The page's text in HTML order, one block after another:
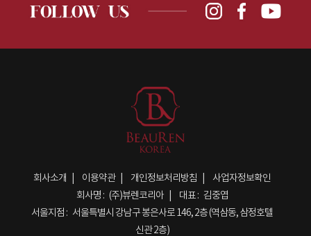
회사소개 이용약관 개인정보처리방침
사업자정보확인
회사명 : (주)뷰렌코리아 대표 : 김중엽
서울지점 : 서울특별시 강남구 봉은사로 146, 2층 (역삼동, 삼정호텔
신관 2층)